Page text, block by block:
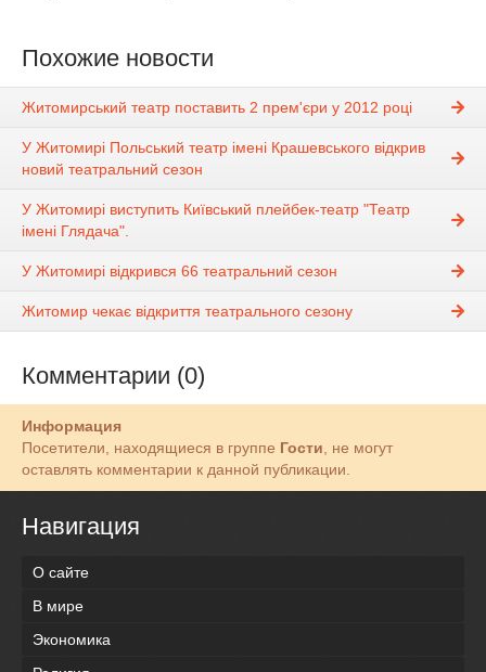
Похожие новости
Житомирський театр поставить 2 прем'єри у 2012 році
У Житомирі Польський театр імені Крашевського відкрив
новий театральний сезон
У Житомирі виступить Київський плейбек-театр "Театр
імені Глядача".
У Житомирі відкрився 66 театральний сезон
Житомир чекає відкриття театрального сезону
Комментарии (0)
Информация
Посетители, находящиеся в группе Гости, не могут
оставлять комментарии к данной публикации.
Навигация
О сайте
В мире
Экономика